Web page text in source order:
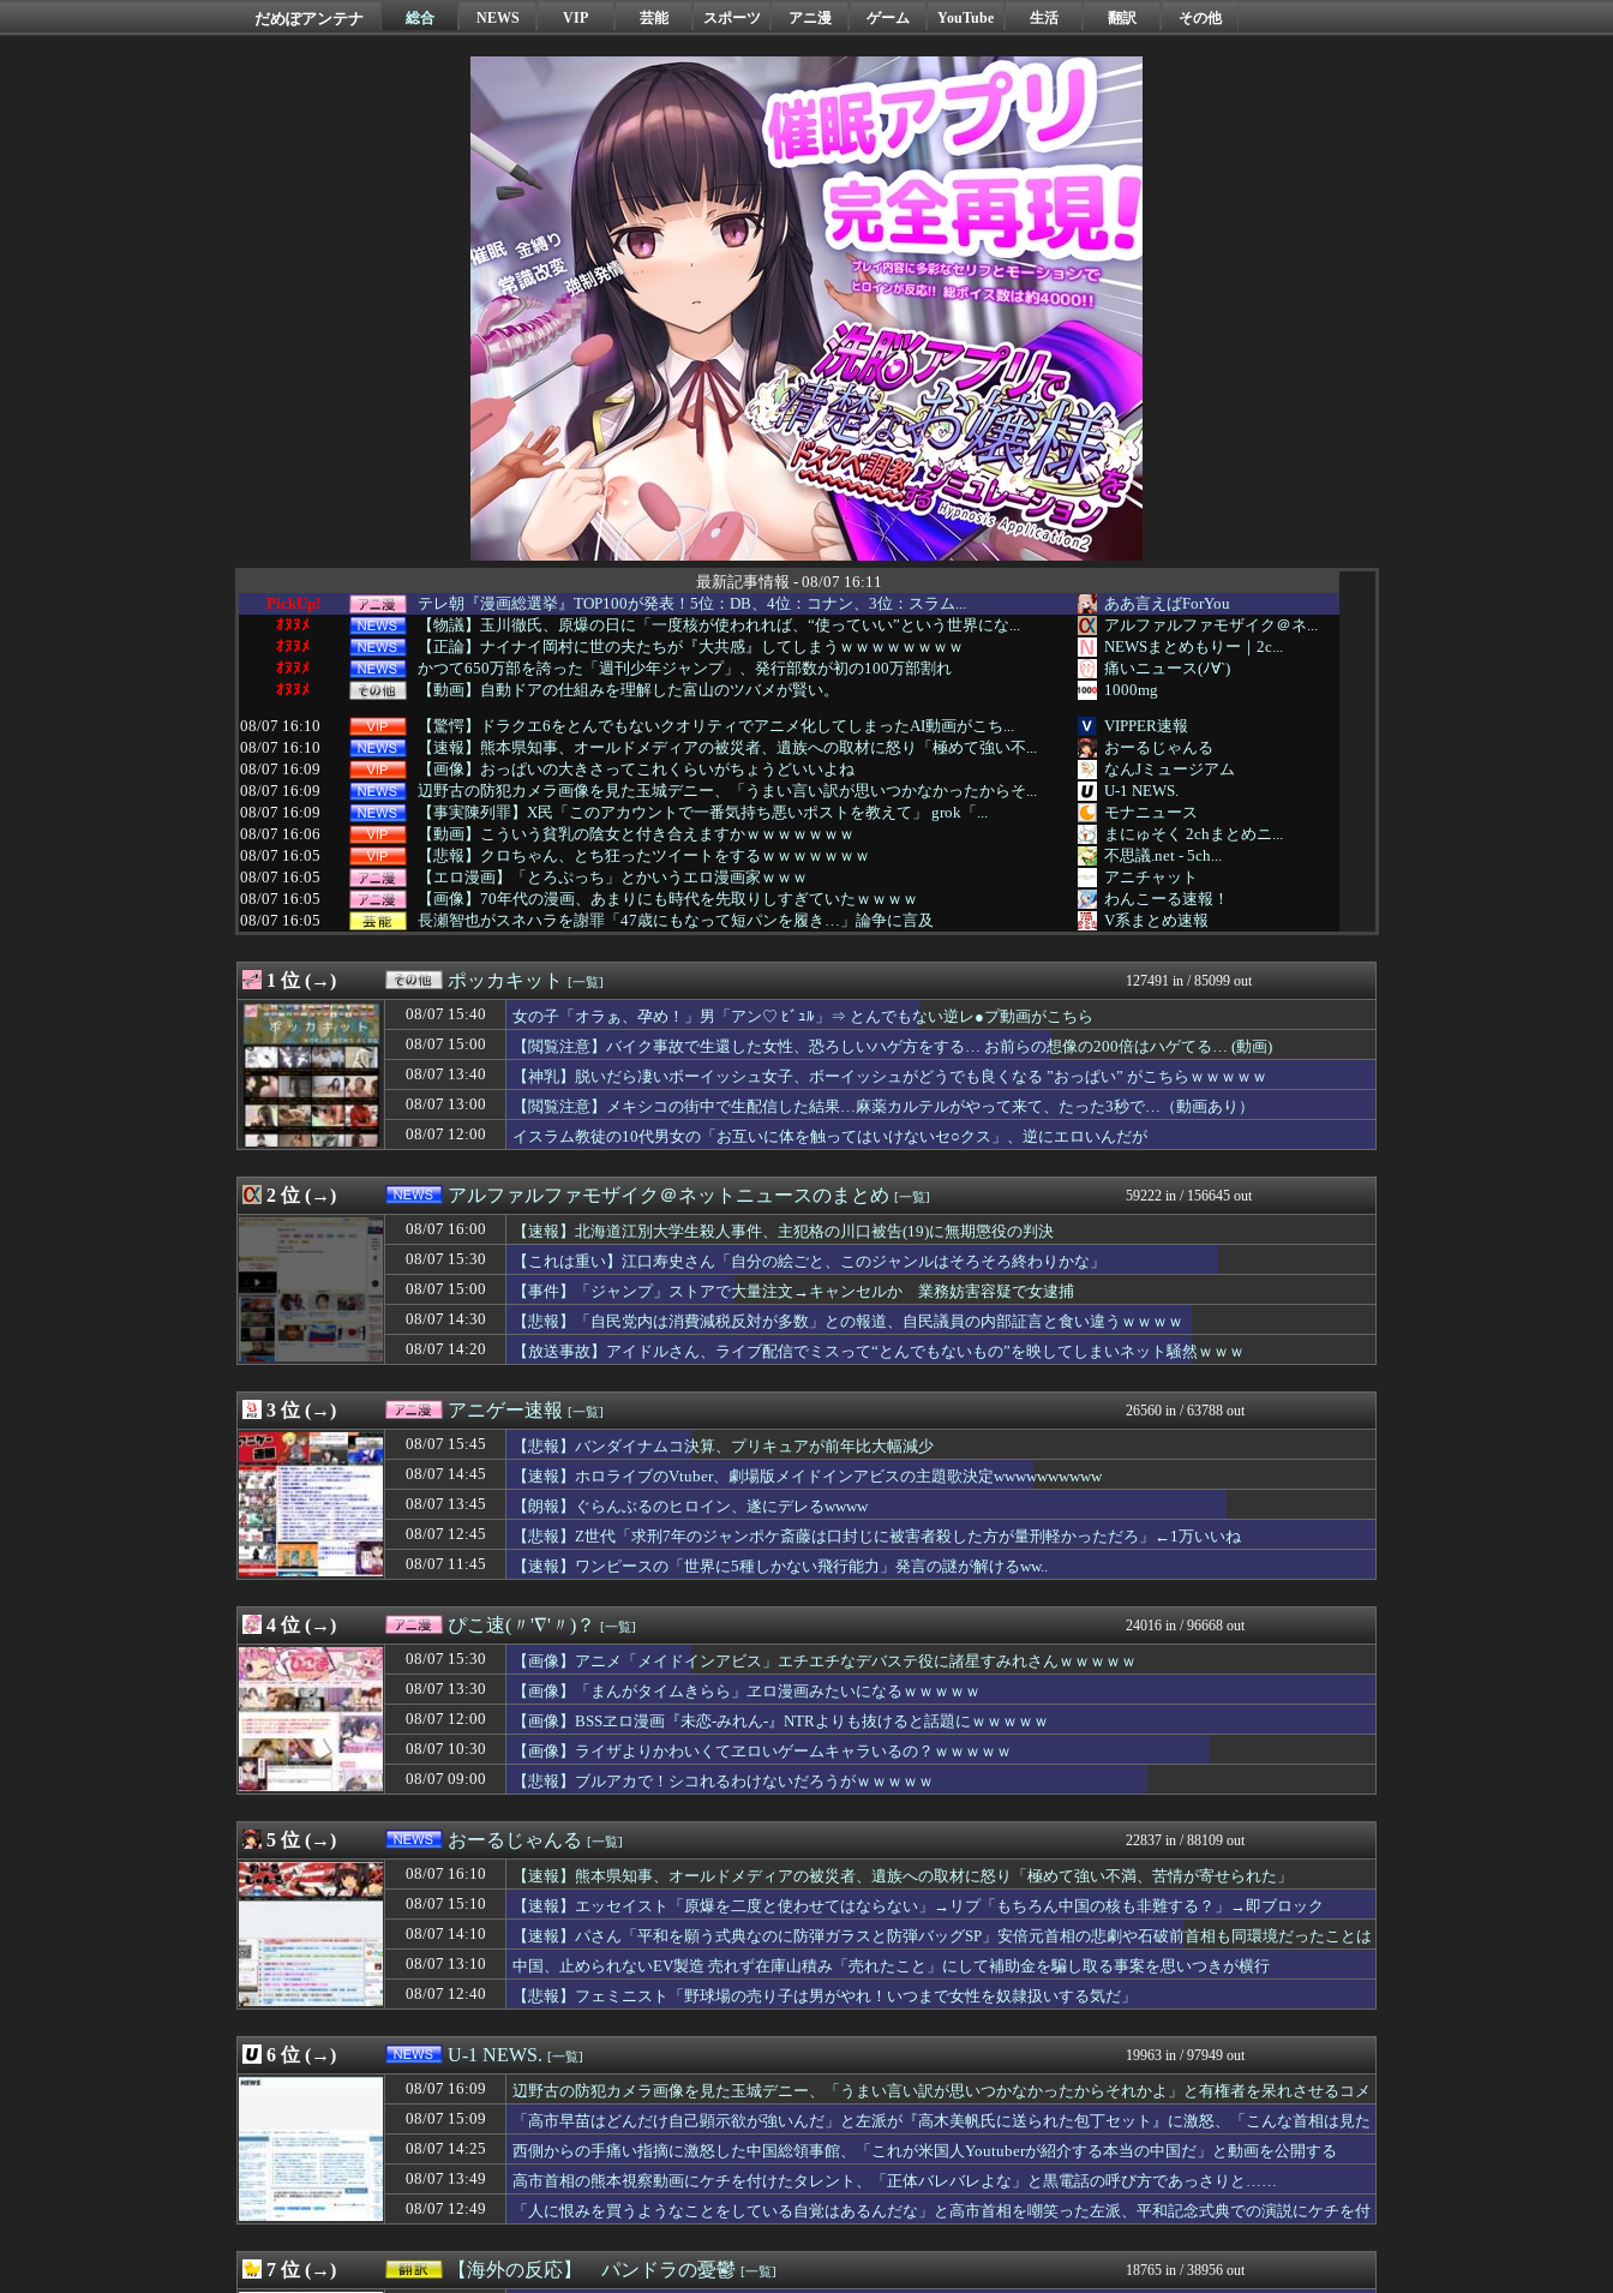
だめぽアンテナ 総合 NEWS VIP 芸能 スポーツ アニ漫 ゲーム YouTube 生活 翻訳 その他
最新記事情報 - 08/07 16:11
PickUp!
テレ朝『漫画総選挙』TOP100が発表！5位：DB、4位：コナン、3位：スラム...
ああ言えばForYou
ｵﾇﾇﾒ
【物議】玉川徹氏、原爆の日に「一度核が使われれば、“使っていい”という世界にな...
アルファルファモザイク＠ネ...
ｵﾇﾇﾒ
【正論】ナイナイ岡村に世の夫たちが『大共感』してしまうｗｗｗｗｗｗｗｗ
NEWSまとめもりー｜2c...
ｵﾇﾇﾒ
かつて650万部を誇った「週刊少年ジャンプ」、発行部数が初の100万部割れ
痛いニュース(ﾉ∀`)
ｵﾇﾇﾒ
【動画】自動ドアの仕組みを理解した富山のツバメが賢い。
1000mg
08/07 16:10
【驚愕】ドラクエ6をとんでもないクオリティでアニメ化してしまったAI動画がこち...
VIPPER速報
08/07 16:10
【速報】熊本県知事、オールドメディアの被災者、遺族への取材に怒り「極めて強い不...
おーるじゃんる
08/07 16:09
【画像】おっぱいの大きさってこれくらいがちょうどいいよね
なんJミュージアム
08/07 16:09
辺野古の防犯カメラ画像を見た玉城デニー、「うまい言い訳が思いつかなかったからそ...
U-1 NEWS.
08/07 16:09
【事実陳列罪】X民「このアカウントで一番気持ち悪いポストを教えて」 grok「...
モナニュース
08/07 16:06
【動画】こういう貧乳の陰女と付き合えますかｗｗｗｗｗｗｗ
まにゅそく 2chまとめニ...
08/07 16:05
【悲報】クロちゃん、とち狂ったツイートをするｗｗｗｗｗｗｗ
不思議.net - 5ch...
08/07 16:05
【エロ漫画】「とろぷっち」とかいうエロ漫画家ｗｗｗ
アニチャット
08/07 16:05
【画像】70年代の漫画、あまりにも時代を先取りしすぎていたｗｗｗｗ
わんこーる速報！
08/07 16:05
長瀬智也がスネハラを謝罪「47歳にもなって短パンを履き…」論争に言及
V系まとめ速報
08/07 16:05
【画像】福井県警初の女性本部長さん、宝塚にいそうな美熟女だったｗｗｗｗｗｗ
女子アナお宝画像速報－5c...
08/07 16:02
※「スパロボはウィンキー時代のほうが良かった」←具体的には？
GUNDAM.LOG｜ガン...
08/07 16:02
「日本人が減り外国人が増えた｣市区町村ランキング 1位 大阪市、2位 横浜市、...
08/07 16:01
友達とPCで遊んでるんだがキーボードとマウス使った方がいいゲームでも頑なにパッ...
PCパーツまとめ
08/07 16:01
【福岡】3年間で2億6500万円 福岡県議会「海外視察費」公表
痛いニュース(ﾉ∀`)
08/07 16:01
火拳のエース「やめとけよ。お前は煙だろうが俺は火だ。俺とお前の能力じゃ勝負はつ...
なんJ PRIDE
08/07 16:01
【動画】手術中に熊本地震が直撃した映像、凄まじい…
凹凸ちゃんねる 発達障害・...
08/07 16:01
渡邊渚さん「私がPTSDと診断された当時、世間はまだPTSDという言葉は浸透さ...
ヒロイモノ中毒
08/07 16:00
【ウマ娘】ステゴドリジャ「パパぁ♥」
パカ娘速報！！ウマ娘まとめ...
08/07 16:00
『暗黒騎士ガイア』って今思えば微妙なカードだよな
ああ言えばForYou
08/07 16:00
本気でパチンコを流行らせるには「初心者用超賑やかモードとシンプルモード搭載」「...
パチンコ・パチスロ.com
08/07 16:00
【速報】北海道江別大学生殺人事件、主犯格の川口被告(19)に無期懲役の判決
08/07 16:00
【にじさんじ】サロメちゃんおまんが、ランダム配置の暗証番号入力に敗北「3回失敗...
VTuberNews
08/07 16:00
今年のサンマは少なく小さい 国の研究機関は「これまでになく厳しい年になる」
08/07 16:00
【ラブライブ！】最近は越境nmmnがアツい🐟
08/07 16:00
【動画】自動ドアの仕組みを理解した富山のツバメが賢い。
1000mg
08/07 16:00
森保監督「続投の謎」 JFAのドン・田嶋幸三に直撃 「目標達成できなかったか...
footballnet【サ...
08/07 16:00
中居正広（無職）、熊本に多額の寄付していた。知人「誰にも知られなくてもいい、と...
ネラーボイス
08/07 16:00
【ジャングリア沖縄】「ロイヤルチケット」発売、アトラクション優先案内、ソフトド...
みそパンNEWS
08/07 16:00
浦野芽良アナ、透けブラおっぱい膨らみのカタチがエッロ過ぎ最高！
アイドル・女子アナ★吟じま...
08/07 16:00
北海道日本ハムファイターズがSBに中々勝ててない理由←これ
08/07 16:00
群馬・栃木←コンビ感あるよな
バイク速報
08/07 16:00
【画像】国連、初の女性総長が誕生か この2人の一騎打ちになりそう
08/07 16:00
渡邊渚さん「私がPTSDと診断された当時、世間はまだPTSDという言葉は浸透さ...
08/07 16:00
『あたしンち』晩御飯のおかずがチクワだけみたいな回があった気がする
けおけお速報
08/07 16:00
韓国人「投票用紙不足問題で前選管委員長らが出国禁止に」→「茶番だ」「不正選挙の...
韓国ニュース反応まとめ
08/07 16:00
【衝撃】韓国人「170cmの日本人、40cmデカい相手を踊らせてる」
08/07 16:00
茨城県「群馬のパスポート、思い切りパクりました」群馬県「
エアライン本舗
08/07 16:00
ブタメンに大人用サイズ登場
カンダタ速報
08/07 15:58
【朗報】海邉朱莉、「ビキニデカい動画」が出回る→ミーグリが売れるwwwwww
乃木坂46まとめ 乃木りん...
08/07 15:57
立浪和義さん「中日Aクラス入り？行けます！（即答）」
なんじぇいスタジアム＠なん...
08/07 15:57
中学時代の同級生が泥ママになっていた。勉強も出来て、優しい子だったのに何が彼女...
08/07 15:55
韓国サッカー協会 2011～12年に国際審判員らを性接待 ［8/7］
08/07 15:48
【朗報】タイムリープ系のアニメで1番面白い作品ｗｗｗｗ
08/07 15:46
ニートワイ(32)「ゲームやりません、漫画読みません、アニメ見ません、5ch飽...
なんJ PRIDE
08/07 15:45
【悲報】バンダイナムコ決算、プリキュアが前年比大幅減少
08/07 15:43
介護職だけどストレスでマジで辞めたい
ふぇー速
08/07 15:41
韓国人「猛暑で〇〇も疲れ果てた…〇〇の個体数が急減」
ハウメニージャパン！
08/07 15:41
【NBA】カワイ・レナードに新たな疑惑…スコアボード製造企業と秘密契約か
バスケまとめ・COM
08/07 15:40
ヒカキンさん、熊本に偽善行為で2000万円寄付ｗｗｗｗｗｗｗ
キニ速
「片親の女だけはやめとけ」という風潮、広まりつつある・・・
スコールちゃんねる｜２ちゃ...
08/07 15:40
モノクロでロックに決める池田瑛紗ちゃんが強すぎる！！！【乃木坂46】
坂道情報通～乃木坂46まと...
08/07 15:40
韓国と台湾の輸出額ともに初の日本超え 26年上期、AI特需の恩恵で差
にゅーすアルー！
08/07 15:40
女の子「オラぁ、孕め！」男「アン♡ ﾋﾞｭﾙ」⇒ とんでもない逆レ●プ動画がこ...
ポッカキット
08/07 15:39
【画像】精神科「ADHDの人が治療しなかったらこんな人生です」→
うしみつ-5chまとめ-
08/07 15:38
西武、中村剛也（42）が一軍合流！
08/07 15:37
【スターブロッサム】64話感想まとめ チトセオー編始まるか？
ウマ娘うまぴょい速報
08/07 15:36
義弟夫婦が義実家に孫差別をやめるよう訴えてる。うちが割を食うのでやめてほしいん...
修羅場ライフ速報
横濱漢祭 2026、「AIアントニオ猪木」が登場！角田さんと闘魂注入！8/18...
ベイスターズNEWS
08/07 15:35
SNSで異性とやりとり《不倫》になる？→既婚男女の約7割「なる」⇒！
不思議.net - 5ch...
08/07 15:35
【櫻坂46】この意図は... ついにあの映像が解禁
櫻坂46まとめもり～
08/07 15:35
韓国人「英メディアや海外各社も一斉に韓国サッカー協会を巡る過去の不祥事を報道！...
世界の憂鬱 海外・韓国の反...
08/07 15:34
【画像】声優の井口裕香さん(38)、新作写真集でご自慢の尻とおっぱいを披露ｗｗ...
筋肉速報
08/07 15:33
新幹線でも行ける区間の飛行機で赤ちゃん2人が離陸前から泣き続け、両親は「あはは...
修羅の華-家庭・生活まとめ
08/07 15:33
愛煙家・岸谷蘭丸「喫煙者の権利がマジで侵害されてる」と私見 「いくら税金を我々...
痛いニュース(ﾉ∀`)
08/07 15:33
【画像】杉原杏璃とかいうエチエチ投資家
1 位 (→) ポッカキット [一覧] 127491 in / 85099 out
08/07 15:40
女の子「オラぁ、孕め！」男「アン♡ ﾋﾞｭﾙ」⇒ とんでもない逆レ●プ動画がこちら
08/07 15:00
【閲覧注意】バイク事故で生還した女性、恐ろしいハゲ方をする… お前らの想像の200倍はハゲてる… (動画)
08/07 13:40
【神乳】脱いだら凄いボーイッシュ女子、ボーイッシュがどうでも良くなる ”おっぱい” がこちらｗｗｗｗｗ
08/07 13:00
【閲覧注意】メキシコの街中で生配信した結果…麻薬カルテルがやって来て、たった3秒で…（動画あり）
08/07 12:00
イスラム教徒の10代男女の「お互いに体を触ってはいけないセ○クス」、逆にエロいんだが
2 位 (→) アルファルファモザイク＠ネットニュースのまとめ [一覧] 59222 in / 156645 out
08/07 16:00
【速報】北海道江別大学生殺人事件、主犯格の川口被告(19)に無期懲役の判決
08/07 15:30
【これは重い】江口寿史さん「自分の絵ごと、このジャンルはそろそろ終わりかな」
08/07 15:00
【事件】「ジャンプ」ストアで大量注文→キャンセルか 業務妨害容疑で女逮捕
08/07 14:30
【悲報】「自民党内は消費減税反対が多数」との報道、自民議員の内部証言と食い違うｗｗｗｗ
08/07 14:20
【放送事故】アイドルさん、ライブ配信でミスって“とんでもないもの”を映してしまいネット騒然ｗｗｗ
3 位 (→) アニゲー速報 [一覧] 26560 in / 63788 out
08/07 15:45
【悲報】バンダイナムコ決算、プリキュアが前年比大幅減少
08/07 14:45
【速報】ホロライブのVtuber、劇場版メイドインアビスの主題歌決定wwwwwwwwww
08/07 13:45
【朗報】ぐらんぶるのヒロイン、遂にデレるwwww
08/07 12:45
【悲報】Z世代「求刑7年のジャンポケ斎藤は口封じに被害者殺した方が量刑軽かっただろ」←1万いいね
08/07 11:45
【速報】ワンピースの「世界に5種しかない飛行能力」発言の謎が解けるww..
4 位 (→) ぴこ速(〃'∇'〃)？ [一覧] 24016 in / 96668 out
08/07 15:30
【画像】アニメ「メイドインアビス」エチエチなデバステ役に諸星すみれさんｗｗｗｗｗ
08/07 13:30
【画像】「まんがタイムきらら」ヱロ漫画みたいになるｗｗｗｗｗ
08/07 12:00
【画像】BSSヱロ漫画『未恋-みれん-』NTRよりも抜けると話題にｗｗｗｗｗ
08/07 10:30
【画像】ライザよりかわいくてヱロいゲームキャラいるの？ｗｗｗｗｗ
08/07 09:00
【悲報】ブルアカで！シコれるわけないだろうがｗｗｗｗｗ
5 位 (→) おーるじゃんる [一覧] 22837 in / 88109 out
08/07 16:10
【速報】熊本県知事、オールドメディアの被災者、遺族への取材に怒り「極めて強い不満、苦情が寄せられた」
08/07 15:10
【速報】エッセイスト「原爆を二度と使わせてはならない」→リプ「もちろん中国の核も非難する？」→即ブロック
08/07 14:10
【速報】パさん「平和を願う式典なのに防弾ガラスと防弾バッグSP」安倍元首相の悲劇や石破前首相も同環境だったことは
忘れる
08/07 13:10
中国、止められないEV製造 売れず在庫山積み「売れたこと」にして補助金を騙し取る事案を思いつきが横行
08/07 12:40
【悲報】フェミニスト「野球場の売り子は男がやれ！いつまで女性を奴隷扱いする気だ」
6 位 (→) U-1 NEWS. [一覧] 19963 in / 97949 out
08/07 16:09
辺野古の防犯カメラ画像を見た玉城デニー、「うまい言い訳が思いつかなかったからそれかよ」と有権者を呆れさせるコメ
ントを……
08/07 15:09
「高市早苗はどんだけ自己顕示欲が強いんだ」と左派が『高木美帆氏に送られた包丁セット』に激怒、「こんな首相は見た
ことがない」と言い張るも……
08/07 14:25
西側からの手痛い指摘に激怒した中国総領事館、「これが米国人Youtuberが紹介する本当の中国だ」と動画を公開する
も……
08/07 13:49
高市首相の熊本視察動画にケチを付けたタレント、「正体バレバレよな」と黒電話の呼び方であっさりと……
08/07 12:49
「人に恨みを買うようなことをしている自覚はあるんだな」と高市首相を嘲笑った左派、平和記念式典での演説にケチを付
7 位 (→) 【海外の反応】 パンドラの憂鬱 [一覧] 18765 in / 38956 out